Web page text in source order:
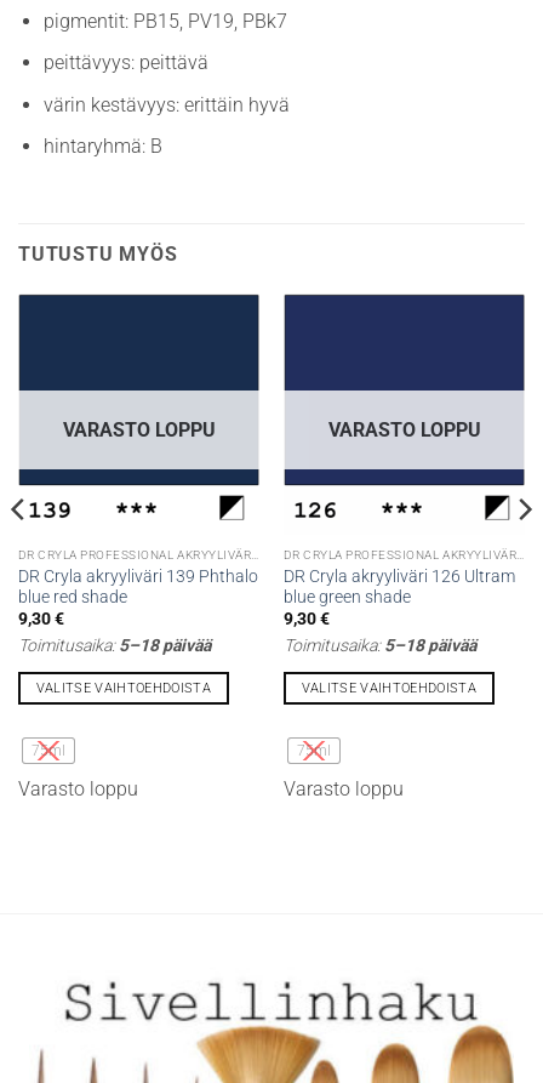
pigmentit: PB15, PV19, PBk7
peittävyys: peittävä
värin kestävyys: erittäin hyvä
hintaryhmä: B
TUTUSTU MYÖS
VARASTO LOPPU
DR Cryla akryyliväri 139 Phthalo
blue red shade
9,30€
Toimitusaika:5–18 päivää
VALITSE VAIHTOEHDOISTA
tuotteella
on
useampi
75ml
Varasto loppu
VARASTO LOPPU
DR Cryla akryyliväri 126 Ultram
blue green shade
9,30€
Toimitusaika:5–18 päivää
VALITSE VAIHTOEHDOISTA
tuotteella
on
useampi
75ml
Varasto loppu